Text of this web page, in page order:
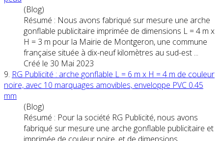
(Blog)
Résumé : Nous avons fabriqué sur mesure une arche
gonflable publicitaire imprimée de dimensions L = 4 m x
H = 3 m pour la Mairie de Montgeron, une commune
française située à dix-neuf kilomètres au sud-est ...
Créé le 30 Mai 2023
9. RG Publicité : arche gonflable L = 6 m x H = 4 m de couleur
noire, avec 10 marquages amovibles, enveloppe PVC 0.45
mm
(Blog)
Résumé : Pour la société RG Publicité, nous avons
fabriqué sur mesure une arche gonflable publicitaire et